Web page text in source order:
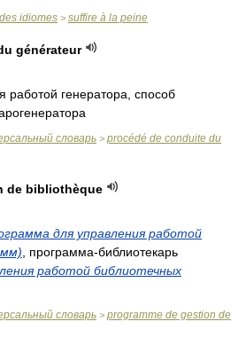
idiomes > suffire à la peine
générateur
работой генератора, способ
словарь > procédé de conduite du
de bibliothèque
для управления работой
, программа-библиотекарь
работой библиотечных
словарь > programme de gestion de